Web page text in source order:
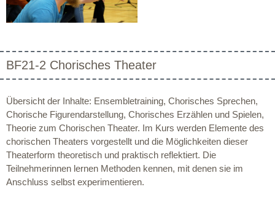
BF21-2 Chorisches Theater
Übersicht der Inhalte: Ensembletraining, Chorisches Sprechen,
Chorische Figurendarstellung, Chorisches Erzählen und Spielen,
Theorie zum Chorischen Theater. Im Kurs werden Elemente des
chorischen Theaters vorgestellt und die Möglichkeiten dieser
Theaterform theoretisch und praktisch reflektiert. Die
Teilnehmerinnen lernen Methoden kennen, mit denen sie im
Anschluss selbst experimentieren.